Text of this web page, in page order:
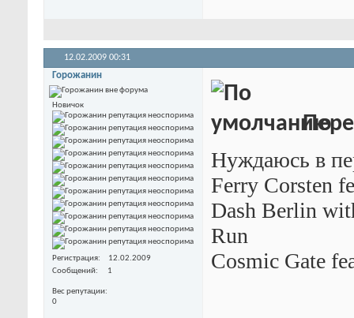
12.02.2009 00:31
Горожанин
Новичок
Регистрация
12.02.2009
Сообщений
1
Вес репутации
0
Нуждаюсь в
Ferry Corsten
Dash Berlin
Run
Cosmic Gate